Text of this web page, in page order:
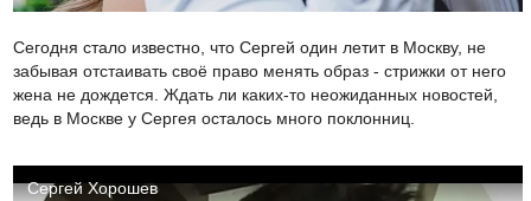
Сегодня стало известно, что Сергей один летит в Москву, не
забывая отстаивать своё право менять образ - стрижки от него
жена не дождется. Ждать ли каких-то неожиданных новостей,
ведь в Москве у Сергея осталось много поклонниц.